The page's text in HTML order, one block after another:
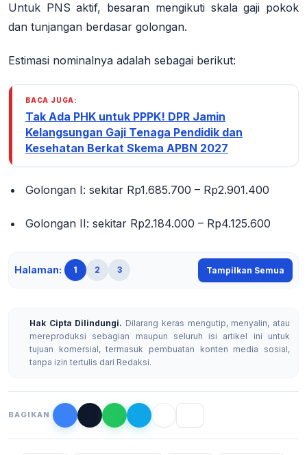
Untuk PNS aktif, besaran mengikuti skala gaji pokok
dan tunjangan berdasar golongan.
Estimasi nominalnya adalah sebagai berikut:
BACA JUGA:
Tak Ada PHK untuk PPPK! DPR Jamin
Kelangsungan Gaji Tenaga Pendidik dan
Kesehatan Berkat Skema APBN 2027
Golongan I: sekitar Rp1.685.700 – Rp2.901.400
Golongan II: sekitar Rp2.184.000 – Rp4.125.600
Halaman: 1 2 3 Tampilkan Semua
Hak Cipta Dilindungi. Dilarang keras mengutip, menyalin, atau
mereproduksi sebagian maupun seluruh isi artikel ini untuk
tujuan komersial, termasuk pembuatan konten media sosial,
tanpa izin tertulis dari Redaksi.
BAGIKAN